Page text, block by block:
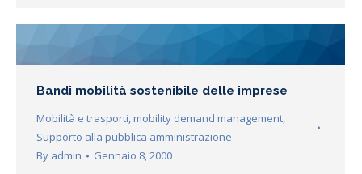
Bandi mobilità sostenibile delle imprese
Mobilità e trasporti, mobility demand management,
Supporto alla pubblica amministrazione
By admin Gennaio 8, 2000